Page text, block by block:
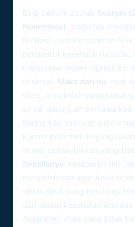
Bagi pemilik zodiak Scorpio
November) , stabilitas
fondasi utama kesehatan
perspektif kesehatan holistik,
menguasai organ reproduksi
ekskresi. Maka dari itu, saat
stres, area inilah yang
sinyal gangguan pertama kali.
Sering kali, masalah
karena pola makan yang
akibat beban pikiran yang
Sebaliknya, kesadaran diri (
menjadi kunci agar Anda
siklus sakit yang berulang.
dari laman kesehatan otoritas
Alodokter , stres yang tidak